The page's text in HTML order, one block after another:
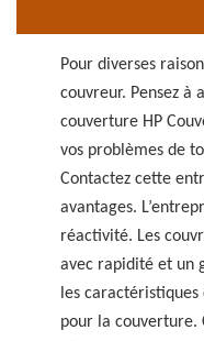
Pour diverses
couvreur. Pensez à
couverture HP
vos problèmes de
Contactez cette
avantages.
réactivité. Les
avec rapidité et un
les
pour la couverture.